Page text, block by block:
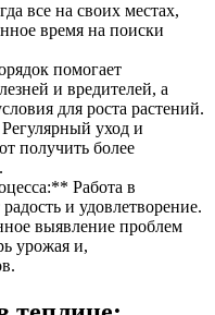
все на своих местах,
время на поиски
помогает
и вредителей, а
для роста растений.
уход и
получить более
Работа в
и удовлетворение.
выявление проблем
урожая и,